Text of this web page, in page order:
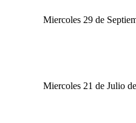
Miercoles 29 de
Miercoles 21 de Julio